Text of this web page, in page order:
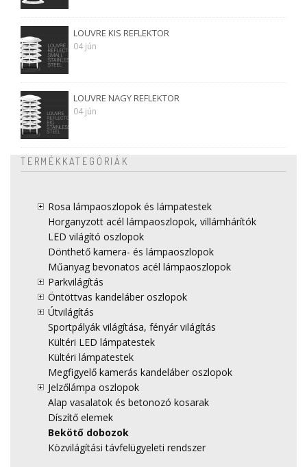
LOUVRE KIS REFLEKTOR
04 jún
LOUVRE NAGY REFLEKTOR
04 jún
TERMÉKKATEGÓRIÁK
Rosa lámpaoszlopok és lámpatestek
Horganyzott acél lámpaoszlopok, villámhárítók
LED világító oszlopok
Dönthető kamera- és lámpaoszlopok
Műanyag bevonatos acél lámpaoszlopok
Parkvilágítás
Öntöttvas kandeláber oszlopok
Útvilágítás
Sportpályák világítása, fényár világítás
Kültéri LED lámpatestek
Kültéri lámpatestek
Megfigyelő kamerás kandeláber oszlopok
Jelzőlámpa oszlopok
Alap vasalatok és betonozó kosarak
Díszítő elemek
Bekötő dobozok
Közvilágítási távfelügyeleti rendszer